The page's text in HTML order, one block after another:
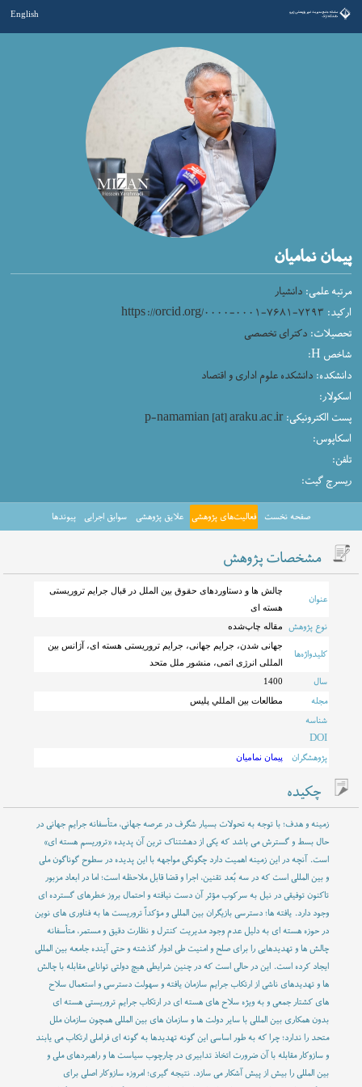
English
پیمان نمامیان
مرتبه علمی: دانشیار
ارکید: https://orcid.org/۰۰۰۰-۰۰۰۱-۷۶۸۱-۷۲۹۳
تحصیلات: دکترای تخصصی
شاخص H:
دانشکده: دانشکده علوم اداری و اقتصاد
اسکولار:
پست الکترونیکی: p-namamian [at] araku.ac.ir
اسکاپوس:
تلفن:
ریسرچ گیت:
صفحه نخست فعالیت‌های پژوهشی علایق پژوهشی سوابق اجرایی پیوندها
مشخصات پژوهش
عنوان
چالش ها و دستاوردهای حقوق بین الملل در قبال جرایم تروریستی
هسته ای
نوع پژوهش مقاله چاپ‌شده
کلیدواژه‌ها
جهانی شدن، جرایم جهانی، جرایم تروریستی هسته ای، آژانس بین
المللی انرژی اتمی، منشور ملل متحد
سال 1400
مجله مطالعات بين المللي پليس
شناسه
DOI
پژوهشگران
پیمان نمامیان
چکیده
زمینه و هدف؛ با توجه به تحولات بسیار شگرف در عرصه جهانی، متأسفانه جرایم جهانی در
حال بسط و گسترش می باشد که یکی از دهشتناک ترین آن پدیده «تروریسم هسته ای»
است. آنچه در این زمینه اهمیت دارد چگونگی مواجهه با این پدیده در سطوح گوناگون ملی
و بین المللی است که در سه بُعد تقنین، اجرا و قضا قابل ملاحظه است؛ اما در ابعاد مزبور
تاکنون توفیقی در نیل به سرکوب مؤثر آن دست نیافته و احتمال بروز خطرهای گسترده ای
وجود دارد. یافته ها؛ دسترسی بازیگران بین المللی و مؤکداً تروریست ها به فناوری های نوین
در حوزه هسته ای به دلیل عدم وجود مدیریت کنترل و نظارت دقیق و مستمر، متأسفانه
چالش ها و تهدیدهایی را برای صلح و امنیت طی ادوار گذشته و حتی آینده جامعه بین المللی
ایجاد کرده است. این در حالی است که در چنین شرایطی هیچ دولتی توانایی مقابله با چالش
ها و تهدیدهای ناشی از ارتکاب جرایم سازمان یافته و سهولت دسترسی و استعمال سلاح
های کشتار جمعی و به ویژه سلاح های هسته ای در ارتکاب جرایم تروریستی هسته ای
بدون همکاری بین المللی با سایر دولت ها و سازمان های بین المللی همچون سازمان ملل
متحد را ندارد؛ چرا که به طور اساسی این گونه تهدیدها به گونه ای فراملی ارتکاب می یابند
و سازوکار مقابله با آن ضرورت اتخاذ تدابیری در چارچوب سیاست ها و راهبردهای ملی و
بین المللی را بیش از پیش آشکار می سازد. نتیجه گیری؛ امروزه سازوکار اصلی برای